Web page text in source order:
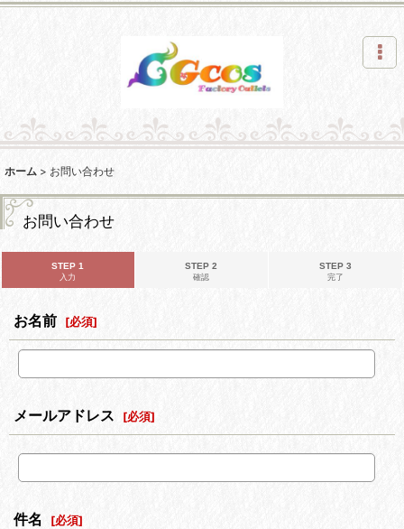
ホーム > お問い合わせ
お問い合わせ
STEP 1
入力
STEP 2
確認
STEP 3
完了
お名前 [必須]
メールアドレス [必須]
件名 [必須]